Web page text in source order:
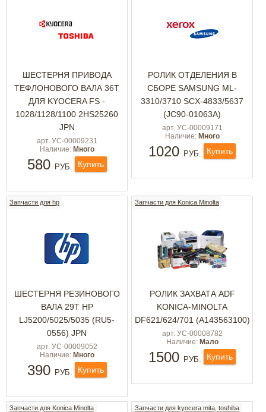
ШЕСТЕРНЯ ПРИВОДА
ТЕФЛОНОВОГО ВАЛА 36Т
ДЛЯ KYOCERA FS -
1028/1128/1100 2HS25260
JPN
арт. УС-00009231
Наличие: Много
580 РУБ. Купить
РОЛИК ОТДЕЛЕНИЯ В
СБОРЕ SAMSUNG ML-
3310/3710 SCX-4833/5637
(JC90-01063A)
арт. УС-00009171
Наличие: Много
1020 РУБ. Купить
Запчасти для hp
ШЕСТЕРНЯ РЕЗИНОВОГО
ВАЛА 29T HP
LJ5200/5025/5035 (RU5-
0556) JPN
арт. УС-00009052
Наличие: Много
390 РУБ. Купить
Запчасти для Konica Minolta
РОЛИК ЗАХВАТА ADF
KONICA-MINOLTA
DF621/624/701 (A143563100)
арт. УС-00008782
Наличие: Мало
1500 РУБ. Купить
Запчасти для Konica Minolta Запчасти для kyocera mita, toshiba